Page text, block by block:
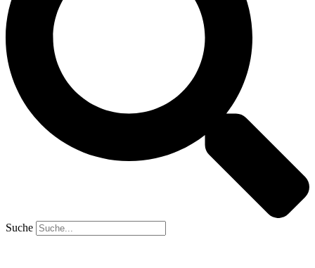
Suche